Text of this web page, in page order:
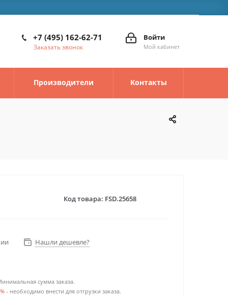
Войти
Мой кабинет
+7 (495) 162-62-71
Заказать звонок
Производители Контакты
Код товара: FSD.25658
Нашли дешевле?
сумма заказа.
- необходимо внести для отгрузки заказа.